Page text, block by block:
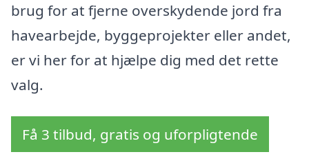
brug for at fjerne overskydende jord fra
havearbejde, byggeprojekter eller andet,
er vi her for at hjælpe dig med det rette
valg.
Få 3 tilbud, gratis og uforpligtende